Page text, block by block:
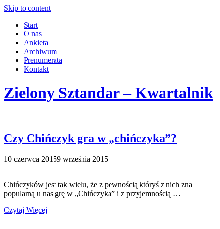
Skip to content
Start
O nas
Ankieta
Archiwum
Prenumerata
Kontakt
Zielony Sztandar – Kwartalnik
Czy Chińczyk gra w „chińczyka”?
10 czerwca 20159 września 2015
Chińczyków jest tak wielu, że z pewnością któryś z nich zna
popularną u nas grę w „Chińczyka” i z przyjemnością …
Czytaj Więcej